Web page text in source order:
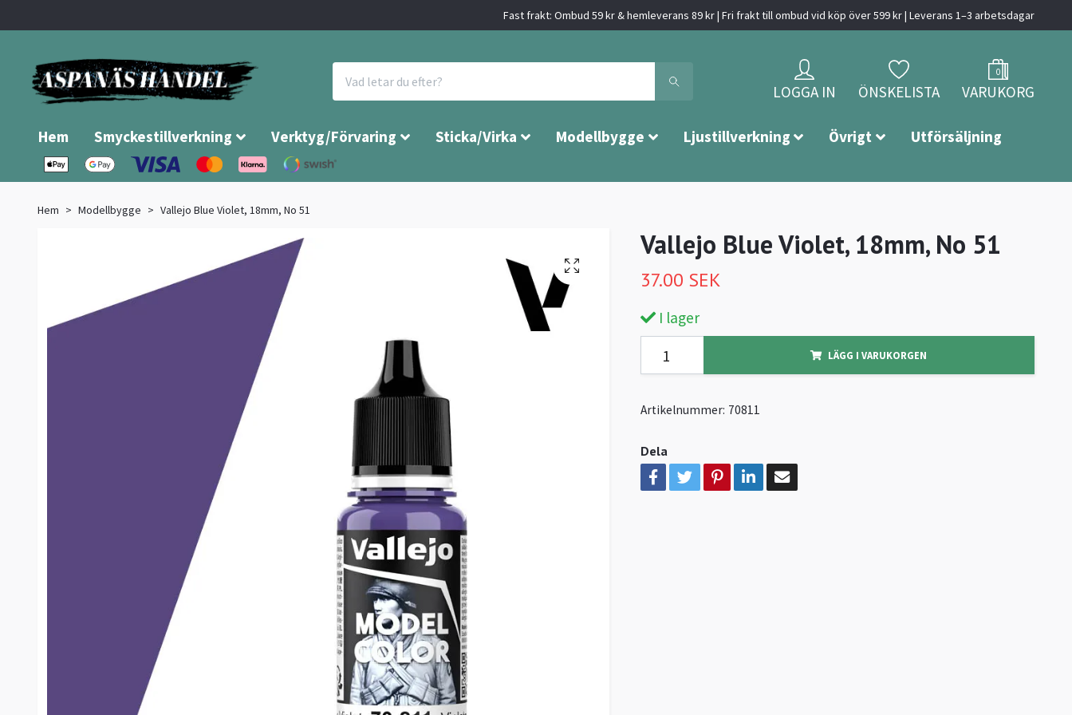
Fast frakt: Ombud 59 kr & hemleverans 89 kr | Fri frakt till ombud vid köp över 599 kr | Leverans 1–3 arbetsdagar
LOGGA IN ÖNSKELISTA
0
VARUKORG
Hem Smyckestillverkning Verktyg/Förvaring Sticka/Virka Modellbygge Ljustillverkning Övrigt Utförsäljning
Hem Modellbygge Vallejo Blue Violet, 18mm, No 51
Vallejo Blue Violet, 18mm, No 51
37.00 SEK
I lager
LÄGG I VARUKORGEN
Artikelnummer: 70811
Dela